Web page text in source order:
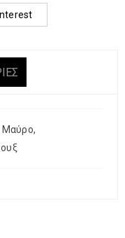
Μαύρο,